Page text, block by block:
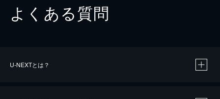
よくある質問
U-NEXTとは？